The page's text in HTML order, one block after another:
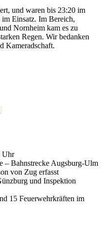
und waren bis 23:20 im
Einsatz. Im Bereich,
Nornheim kam es zu
Regen. Wir bedanken
Kameradschaft.
Uhr
– Bahnstrecke Augsburg-Ulm
von Zug erfasst
und Inspektion
15 Feuerwehrkräften im